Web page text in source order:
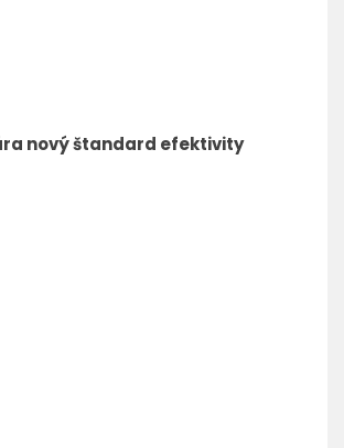
nový štandard efektivity